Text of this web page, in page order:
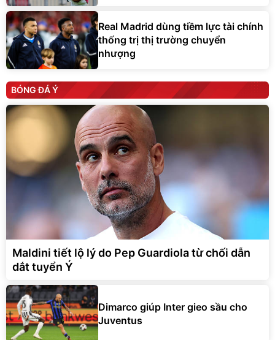
Real Madrid dùng tiềm lực tài chính
thống trị thị trường chuyển
nhượng
BÓNG ĐÁ Ý
Maldini tiết lộ lý do Pep Guardiola từ chối dẫn
dắt tuyển Ý
Dimarco giúp Inter gieo sầu cho
Juventus